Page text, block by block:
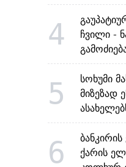
4
ჩვილი -
5
სოხუმი
მიზეზად
6
ქარის